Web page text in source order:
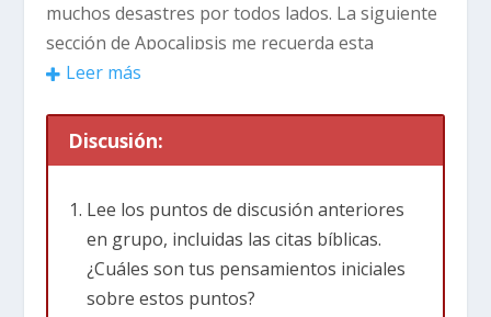
muchos desastres por todos lados. La siguiente
sección de Apocalipsis me recuerda esta
historia. No, no hay hadas y enanos en
hay un mundo espiritual detrás de nuestro
mundo físico. Este mundo espiritual influye y
invisibles.
Empecemos con un contexto rápido de
Apocalipsis 12.Apocalipsis 12
Leer más
Discusión:
Lee los puntos de discusión anteriores
en grupo, incluidas las citas bíblicas.
¿Cuáles son tus pensamientos iniciales
sobre estos puntos?